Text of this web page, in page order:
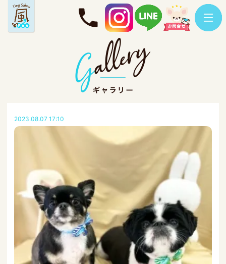
2023.08.07 17:10